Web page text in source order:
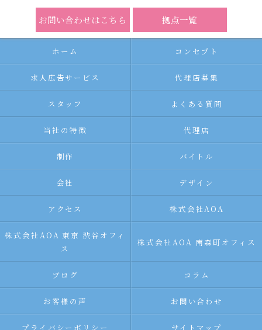
お問い合わせはこちら 拠点一覧
ホーム コンセプト
求人広告サービス 代理店募集
スタッフ よくある質問
当社の特徴 代理店
制作 バイトル
会社 デザイン
アクセス 株式会社AOA
株式会社AOA 東京 渋谷オフィ
ス
株式会社AOA 南森町オフィス
ブログ コラム
お客様の声 お問い合わせ
プライバシーポリシー サイトマップ